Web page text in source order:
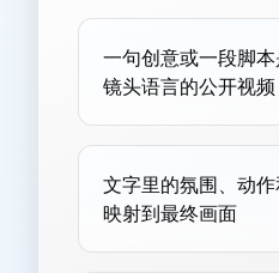
一句创意或一段脚
镜头语言的公开视频
文字里的氛围、动
映射到最终画面